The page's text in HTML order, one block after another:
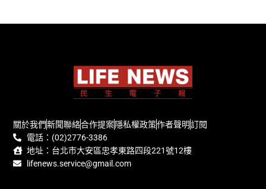
關於我們新聞聯絡合作提案隱私權政策作者聲明訂閱
電話：(02)2776-3386
地址：台北市大安區忠孝東路四段221號12樓
lifenews.service@gmail.com